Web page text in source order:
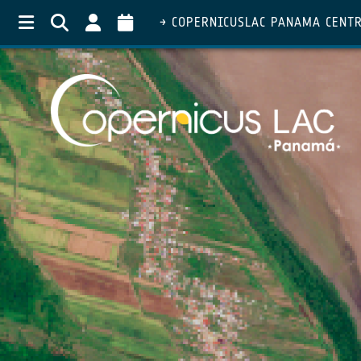
COPERNICUSLAC PANAMA